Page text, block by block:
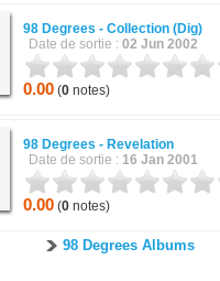
98 Degrees -Collection (Dig)
Date de sortie :02 Jun 2002
0.00 (0 notes)
98 Degrees - Revelation
Date de sortie : 16 Jan 2001
0.00 (0 notes)
98 Degrees Albums